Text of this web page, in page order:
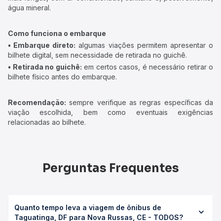
água mineral.
Como funciona o embarque
• Embarque direto: algumas viações permitem apresentar o
bilhete digital, sem necessidade de retirada no guichê.
• Retirada no guichê: em certos casos, é necessário retirar o
bilhete físico antes do embarque.
Recomendação: sempre verifique as regras específicas da
viação escolhida, bem como eventuais exigências
relacionadas ao bilhete.
Perguntas Frequentes
Quanto tempo leva a viagem de ônibus de
Taguatinga, DF para Nova Russas, CE - TODOS?